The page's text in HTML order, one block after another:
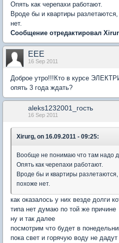
Опять как черепахи работают.
Вроде бы и квартиры
нет.
Сообщение отредактировал
EEE
16 Sep 2011
Доброе утро!!!Кто в курсе
опять 3 года ждать?
aleks1232001_гость
16 Sep 2011
Xirurg, on 16.09.2011 - 09:25:
Вообще не понимаю что там надо
Опять как черепахи работают.
Вроде бы и квартиры
похоже нет.
как оказалось у них везде долги
типа нет думаю по той же причине
ну и так далее
посмотрим что будет в
пока свет и горячую воду не